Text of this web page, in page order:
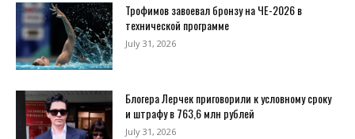
Трофимов завоевал бронзу на ЧЕ-2026 в
технической программе
July 31, 2026
Блогера Лерчек приговорили к условному сроку
и штрафу в 763,6 млн рублей
July 31, 2026